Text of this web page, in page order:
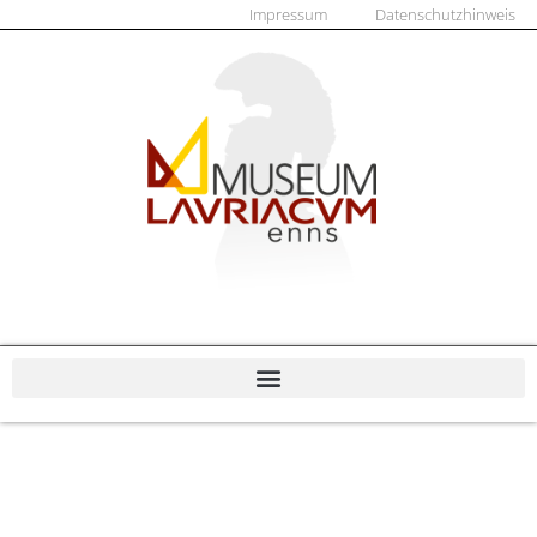
Impressum Datenschutzhinweis